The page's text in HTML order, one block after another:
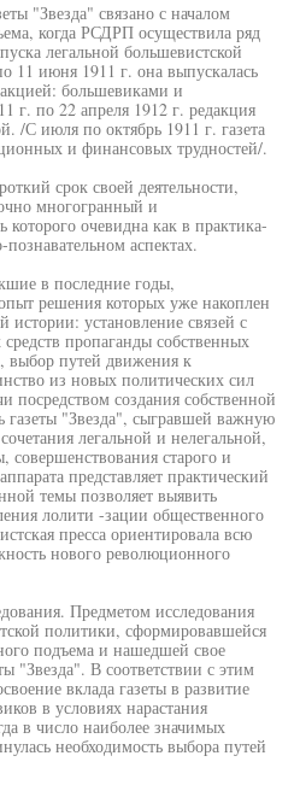
"Звезда" связано с началом
когда РСДРП осуществила ряд
легальной большевистской
11 июня 1911 г. она выпускалась
большевиками и
г. по 22 апреля 1912 г. редакция
/С июля по октябрь 1911 г. газета
и финансовых трудностей/.
срок своей деятельности,
многогранный и
которого очевидна как в практика-
аспектах.
в последние годы,
решения которых уже накоплен
истории: установление связей с
пропаганды собственных
выбор путей движения к
из новых политических сил
посредством создания собственной
газеты "Звезда", сыгравшей важную
легальной и нелегальной,
совершенствования старого и
представляет практический
темы позволяет выявить
лолити -зации общественного
пресса ориентировала всю
нового революционного
Предметом исследования
политики, сформировавшейся
подъема и нашедшей свое
"Звезда". В соответствии с этим
вклада газеты в развитие
в условиях нарастания
в число наиболее значимых
необходимость выбора путей